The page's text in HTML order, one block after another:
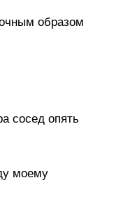
образом
сосед опять
моему